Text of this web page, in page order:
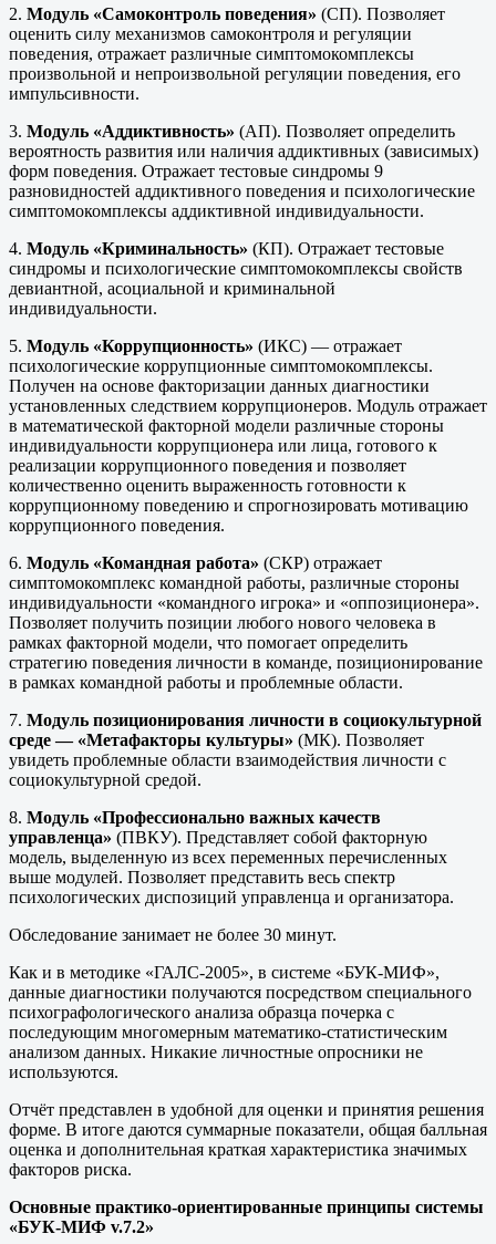
2. Модуль «Самоконтроль поведения» (СП). Позволяет
оценить силу механизмов самоконтроля и регуляции
поведения, отражает различные симптомокомплексы
произвольной и непроизвольной регуляции поведения, его
импульсивности.
3. Модуль «Аддиктивность» (АП). Позволяет определить
вероятность развития или наличия аддиктивных (зависимых)
форм поведения. Отражает тестовые синдромы 9
разновидностей аддиктивного поведения и психологические
симптомокомплексы аддиктивной индивидуальности.
4. Модуль «Криминальность» (КП). Отражает тестовые
синдромы и психологические симптомокомплексы свойств
девиантной, асоциальной и криминальной
индивидуальности.
5. Модуль «Коррупционность» (ИКС) — отражает
психологические коррупционные симптомокомплексы.
Получен на основе факторизации данных диагностики
установленных следствием коррупционеров. Модуль отражает
в математической факторной модели различные стороны
индивидуальности коррупционера или лица, готового к
реализации коррупционного поведения и позволяет
количественно оценить выраженность готовности к
коррупционному поведению и спрогнозировать мотивацию
коррупционного поведения.
6. Модуль «Командная работа» (СКР) отражает
симптомокомплекс командной работы, различные стороны
индивидуальности «командного игрока» и «оппозиционера».
Позволяет получить позиции любого нового человека в
рамках факторной модели, что помогает определить
стратегию поведения личности в команде, позиционирование
в рамках командной работы и проблемные области.
7. Модуль позиционирования личности в социокультурной
среде — «Метафакторы культуры» (МК). Позволяет
увидеть проблемные области взаимодействия личности с
социокультурной средой.
8. Модуль «Профессионально важных качеств
управленца» (ПВКУ). Представляет собой факторную
модель, выделенную из всех переменных перечисленных
выше модулей. Позволяет представить весь спектр
психологических диспозиций управленца и организатора.
Обследование занимает не более 30 минут.
Как и в методике «ГАЛС-2005», в системе «БУК-МИФ»,
данные диагностики получаются посредством специального
психографологического анализа образца почерка с
последующим многомерным математико-статистическим
анализом данных. Никакие личностные опросники не
используются.
Отчёт представлен в удобной для оценки и принятия решения
форме. В итоге даются суммарные показатели, общая балльная
оценка и дополнительная краткая характеристика значимых
факторов риска.
Основные практико-ориентированные принципы системы
«БУК-МИФ v.7.2»